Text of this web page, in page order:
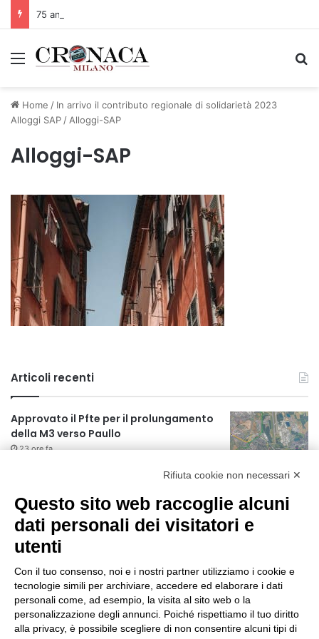
Menu
Home / In arrivo il contributo regionale di solidarietà 2023
Alloggi SAP / Alloggi-SAP
Alloggi-SAP
Articoli recenti
Approvato il Pfte per il prolungamento
della M3 verso Paullo
23 ore fa
75 anni di INFN. La comunità, la storia, il
futuro della ricerca in fisica
fondamentale in Italia
23 ore fa
Milano Aiuta Estate, 1600 prestazioni di
assistenza attivate
1 giorno fa
Il potenziale invisibile: come la
curiosità guida l’evoluzione umana
Rifiuta cookie non necessari ✕
Questo sito web raccoglie alcuni
dati personali dei visitatori e
utenti
Con il tuo consenso, noi e i nostri partner utilizziamo i cookie e
tecnologie simili per archiviare, accedere ed elaborare i dati
personali come, ad esempio, la visita al sito web o la
personalizzazione degli annunci. Poiché rispettiamo il tuo diritto
alla privacy, è possibile scegliere di non consentire alcuni tipi di